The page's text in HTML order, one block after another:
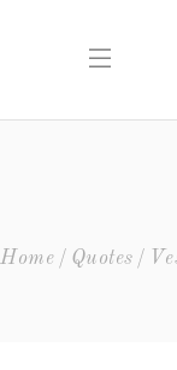
Home Quotes